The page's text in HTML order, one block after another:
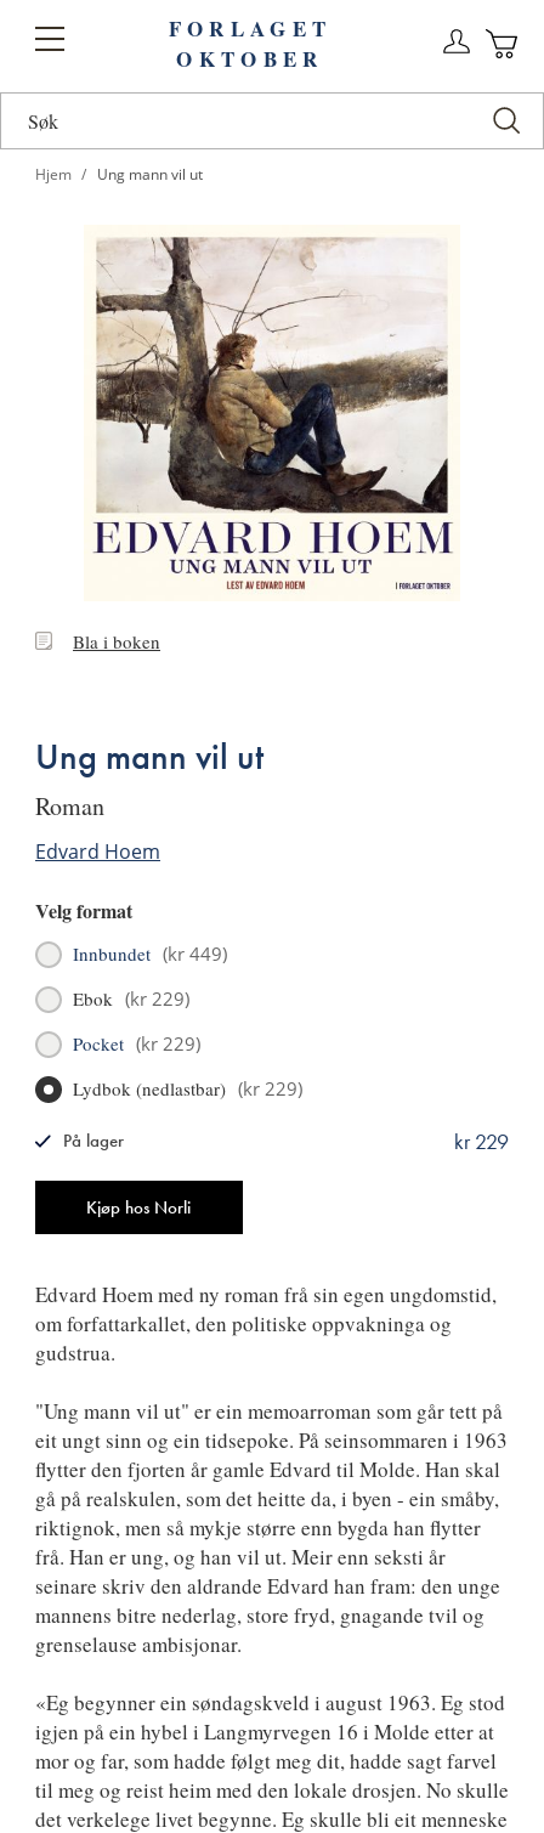
Toggle
FORLAGET
OKTOBER
Hjem Ung mann vil ut
BlaBla i boken
Ung mann vil ut
roman
Edvard Hoem
Velg format
Innbundet (kr 449)
Ebok (kr 229)
Pocket (kr 229)
Lydbok (nedlastbar) (kr 229)
Kjøp hos Norli
kr 229
På lager
Edvard Hoem med ny roman frå sin egen ungdomstid,
om forfattarkallet, den politiske oppvakninga og
gudstrua.
"Ung mann vil ut" er ein memoarroman som går tett på
eit ungt sinn og ein tidsepoke. På seinsommaren i 1963
flytter den fjorten år gamle Edvard til Molde. Han skal
gå på realskulen, som det heitte da, i byen - ein småby,
riktignok, men så mykje større enn bygda han flytter
frå. Han er ung, og han vil ut. Meir enn seksti år
seinare skriv den aldrande Edvard han fram: den unge
mannens bitre nederlag, store fryd, gnagande tvil og
grenselause ambisjonar.
«Eg begynner ein søndagskveld i august 1963. Eg stod
igjen på ein hybel i Langmyrvegen 16 i Molde etter at
mor og far, som hadde følgt meg dit, hadde sagt farvel
til meg og reist heim med den lokale drosjen. No skulle
det verkelege livet begynne. Eg skulle bli eit menneske